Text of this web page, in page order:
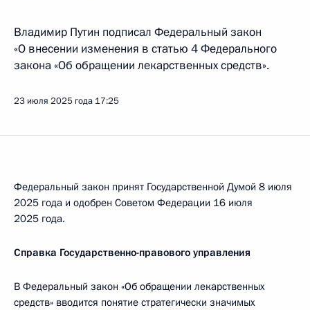
Владимир Путин подписал Федеральный закон
«О внесении изменения в статью 4 Федерального
закона «Об обращении лекарственных средств».
23 июля 2025 года 17:25
Федеральный закон принят Государственной Думой 8 июля
2025 года и одобрен Советом Федерации 16 июля
2025 года.
Справка Государственно-правового управления
В Федеральный закон «Об обращении лекарственных
средств» вводится понятие стратегически значимых